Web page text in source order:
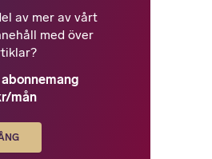
av mer av vårt
med över
mån